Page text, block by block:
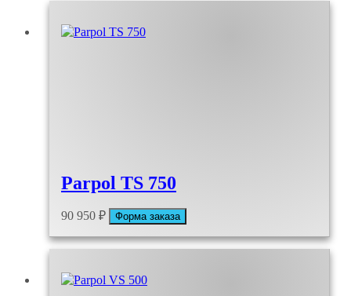
Parpol TS 750
90 950 ₽ Форма заказа